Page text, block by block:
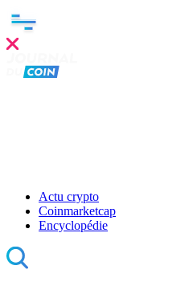
Actu crypto
Coinmarketcap
Encyclopédie